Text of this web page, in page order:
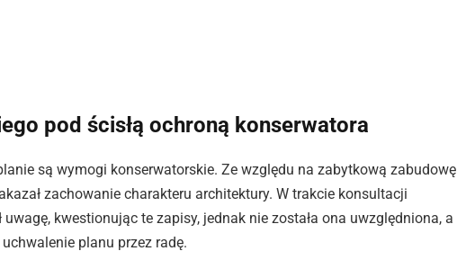
pod ścisłą ochroną konserwatora
są wymogi konserwatorskie. Ze względu na zabytkową zabudowę
zachowanie charakteru architektury. W trakcie konsultacji
uwagę, kwestionując te zapisy, jednak nie została ona uwzględniona, a
planu przez radę.